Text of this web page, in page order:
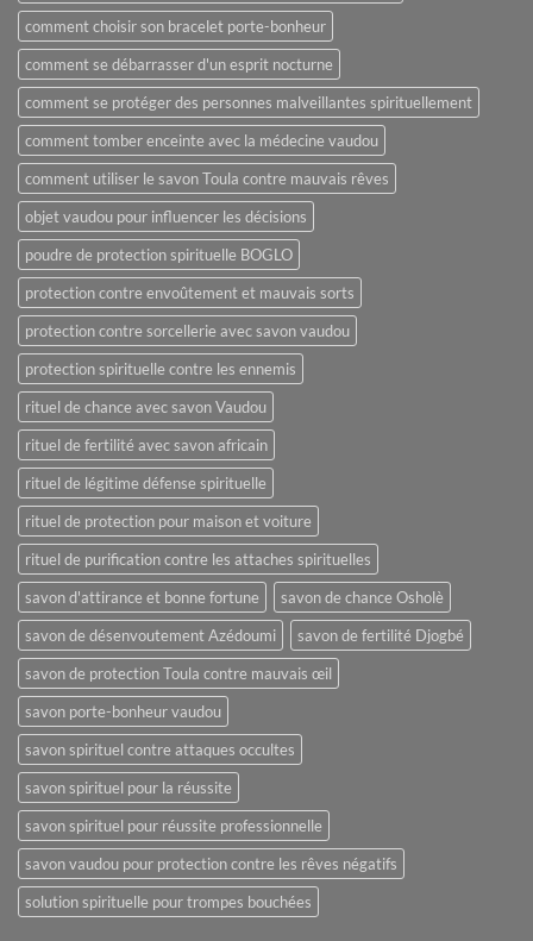
comment choisir son bracelet porte-bonheur
comment se débarrasser d'un esprit nocturne
comment se protéger des personnes malveillantes spirituellement
comment tomber enceinte avec la médecine vaudou
comment utiliser le savon Toula contre mauvais rêves
objet vaudou pour influencer les décisions
poudre de protection spirituelle BOGLO
protection contre envoûtement et mauvais sorts
protection contre sorcellerie avec savon vaudou
protection spirituelle contre les ennemis
rituel de chance avec savon Vaudou
rituel de fertilité avec savon africain
rituel de légitime défense spirituelle
rituel de protection pour maison et voiture
rituel de purification contre les attaches spirituelles
savon d'attirance et bonne fortune
savon de chance Osholè
savon de désenvoutement Azédoumi
savon de fertilité Djogbé
savon de protection Toula contre mauvais œil
savon porte-bonheur vaudou
savon spirituel contre attaques occultes
savon spirituel pour la réussite
savon spirituel pour réussite professionnelle
savon vaudou pour protection contre les rêves négatifs
solution spirituelle pour trompes bouchées